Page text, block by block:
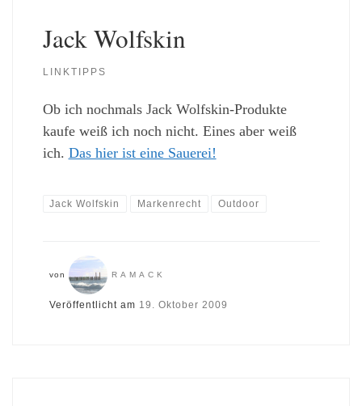
Jack Wolfskin
LINKTIPPS
Ob ich nochmals Jack Wolfskin-Produkte
kaufe weiß ich noch nicht. Eines aber weiß
ich. Das hier ist eine Sauerei!
Jack Wolfskin Markenrecht Outdoor
von RAMACK
Veröffentlicht am 19. Oktober 2009